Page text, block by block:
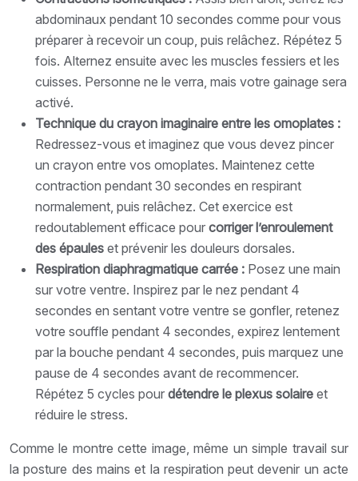
abdominaux pendant 10 secondes comme pour vous
préparer à recevoir un coup, puis relâchez. Répétez 5
fois. Alternez ensuite avec les muscles fessiers et les
cuisses. Personne ne le verra, mais votre gainage sera
activé.
Technique du crayon imaginaire entre les omoplates :
Redressez-vous et imaginez que vous devez pincer
un crayon entre vos omoplates. Maintenez cette
contraction pendant 30 secondes en respirant
normalement, puis relâchez. Cet exercice est
redoutablement efficace pour corriger l’enroulement
des épaules et prévenir les douleurs dorsales.
Respiration diaphragmatique carrée : Posez une main
sur votre ventre. Inspirez par le nez pendant 4
secondes en sentant votre ventre se gonfler, retenez
votre souffle pendant 4 secondes, expirez lentement
par la bouche pendant 4 secondes, puis marquez une
pause de 4 secondes avant de recommencer.
Répétez 5 cycles pour détendre le plexus solaire et
réduire le stress.
Comme le montre cette image, même un simple travail sur
la posture des mains et la respiration peut devenir un acte